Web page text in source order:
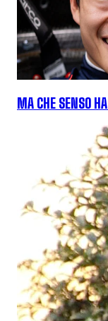
MA CHE SENSO